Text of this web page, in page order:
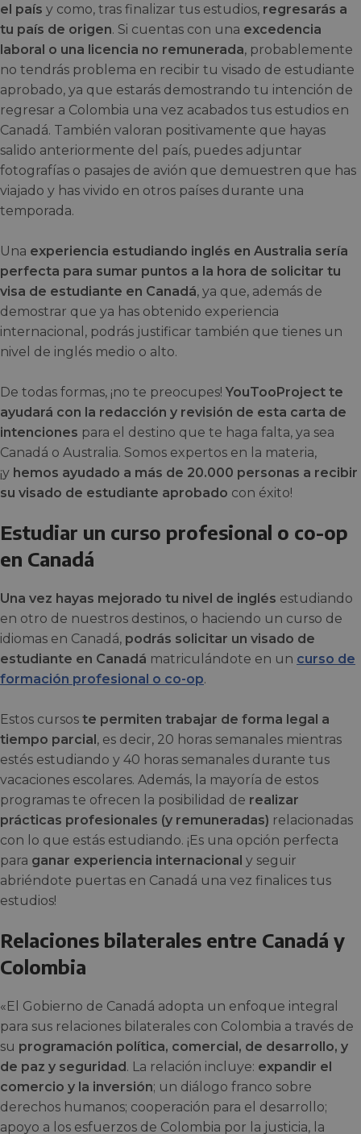
el país y como, tras finalizar tus estudios, regresarás a
tu país de origen. Si cuentas con una excedencia
laboral o una licencia no remunerada, probablemente
no tendrás problema en recibir tu visado de estudiante
aprobado, ya que estarás demostrando tu intención de
regresar a Colombia una vez acabados tus estudios en
Canadá. También valoran positivamente que hayas
salido anteriormente del país, puedes adjuntar
fotografías o pasajes de avión que demuestren que has
viajado y has vivido en otros países durante una
temporada.
Una experiencia estudiando inglés en Australia sería
perfecta para sumar puntos a la hora de solicitar tu
visa de estudiante en Canadá, ya que, además de
demostrar que ya has obtenido experiencia
internacional, podrás justificar también que tienes un
nivel de inglés medio o alto.
De todas formas, ¡no te preocupes! YouTooProject te
ayudará con la redacción y revisión de esta carta de
intenciones para el destino que te haga falta, ya sea
Canadá o Australia. Somos expertos en la materia,
¡y hemos ayudado a más de 20.000 personas a recibir
su visado de estudiante aprobado con éxito!
Estudiar un curso profesional o co-op
en Canadá
Una vez hayas mejorado tu nivel de inglés estudiando
en otro de nuestros destinos, o haciendo un curso de
idiomas en Canadá, podrás solicitar un visado de
estudiante en Canadá matriculándote en un curso de
formación profesional o co-op.
Estos cursos te permiten trabajar de forma legal a
tiempo parcial , es decir, 20 horas semanales mientras
estés estudiando y 40 horas semanales durante tus
vacaciones escolares. Además, la mayoría de estos
programas te ofrecen la posibilidad de realizar
prácticas profesionales (y remuneradas) relacionadas
con lo que estás estudiando. ¡Es una opción perfecta
para ganar experiencia internacional y seguir
abriéndote puertas en Canadá una vez finalices tus
estudios!
Relaciones bilaterales entre Canadá y
Colombia
«El Gobierno de Canadá adopta un enfoque integral
para sus relaciones bilaterales con Colombia a través de
su programación política, comercial, de desarrollo, y
de paz y seguridad . La relación incluye: expandir el
comercio y la inversión; un diálogo franco sobre
derechos humanos; cooperación para el desarrollo;
apoyo a los esfuerzos de Colombia por la justicia, la